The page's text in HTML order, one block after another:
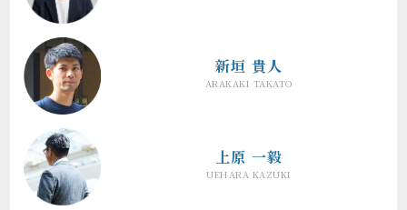
新垣 貴人
ARAKAKI TAKATO
上原 一毅
UEHARA KAZUKI